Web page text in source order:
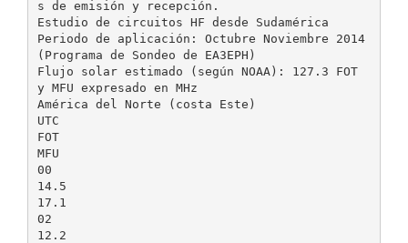
s de emisión y recepción.
Estudio de circuitos HF desde Sudamérica
Periodo de aplicación: Octubre Noviembre 2014
(Programa de Sondeo de EA3EPH)
Flujo solar estimado (según NOAA): 127.3 FOT
y MFU expresado en MHz
América del Norte (costa Este)
UTC
FOT
MFU
00
14.5
17.1
02
12.2